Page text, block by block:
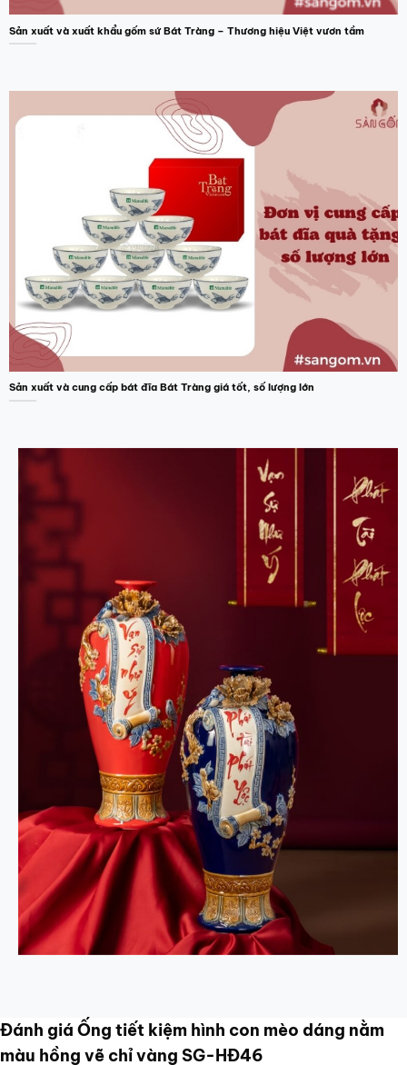
Sản xuất và xuất khẩu gốm sứ Bát Tràng – Thương hiệu Việt vươn tầm
Sản xuất và cung cấp bát đĩa Bát Tràng giá tốt, số lượng lớn
Đánh giá Ống tiết kiệm hình con mèo dáng nằm
màu hồng vẽ chỉ vàng SG-HĐ46